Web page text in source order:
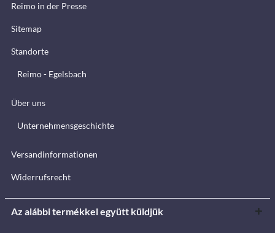
Reimo in der Presse
Sitemap
Standorte
Reimo - Egelsbach
Über uns
Unternehmensgeschichte
Versandinformationen
Widerrufsrecht
Az alábbi termékkel együtt küldjük